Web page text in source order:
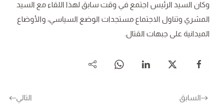
وكان السيد الرئيس اجتمع في وقت سابق لهذا اللقاء مع السيد
المشري وتناول الاجتماع مستجدات الوضع السياسي، والأوضاع
الميدانية على جبهات القتال.
السابق التالي